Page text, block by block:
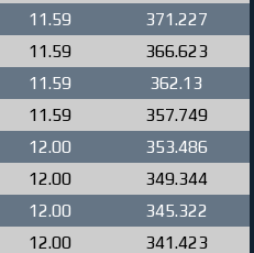
11.59
371.227
11.59
366.623
11.59
362.13
11.59
357.749
12.00
353.486
12.00
349.344
12.00
345.322
12.00
341.423